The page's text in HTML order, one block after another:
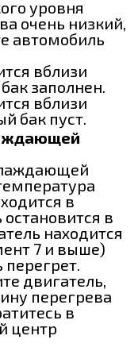
уровня
очень низкий,
автомобиль
вблизи
заполнен.
вблизи
бак пуст.
в
в
находится
7 и выше)
перегрет.
двигатель,
перегрева
в
центр